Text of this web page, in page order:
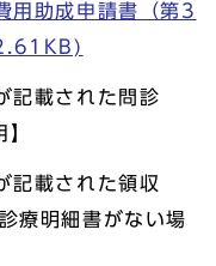
用助成申請書（第3
記載された問診
記載された領収
療明細書がない場